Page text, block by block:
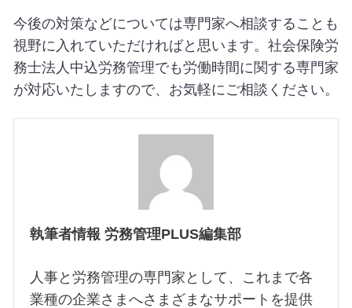
今後の対策などについては専門家へ相談することも
視野に入れていただければと思います。社会保険労
務士法人中込労務管理でも労働時間に関する専門家
が対応いたしますので、お気軽にご相談ください。
執筆者情報 労務管理PLUS編集部
人事と労務管理の専門家として、これまで各
業種の企業さまへさまざまなサポートを提供